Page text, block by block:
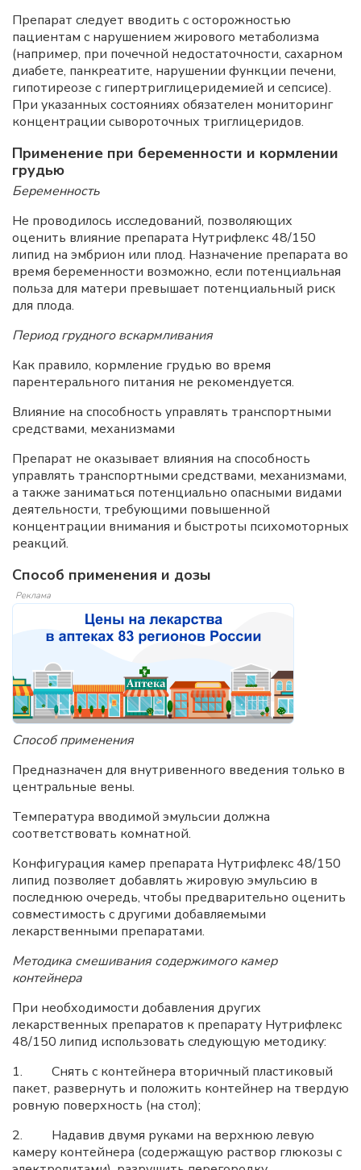
Препарат следует вводить с осторожностью
пациентам с нарушением жирового метаболизма
(например, при почечной недостаточности, сахарном
диабете, панкреатите, нарушении функции печени,
гипотиреозе с гипертриглицеридемией и сепсисе).
При указанных состояниях обязателен мониторинг
концентрации сывороточных триглицеридов.
Применение при беременности и кормлении
грудью
Беременность
Не проводилось исследований, позволяющих
оценить влияние препарата Нутрифлекс 48/150
липид на эмбрион или плод. Назначение препарата во
время беременности возможно, если потенциальная
польза для матери превышает потенциальный риск
для плода.
Период грудного вскармливания
Как правило, кормление грудью во время
парентерального питания не рекомендуется.
Влияние на способность управлять транспортными
средствами, механизмами
Препарат не оказывает влияния на способность
управлять транспортными средствами, механизмами,
а также заниматься потенциально опасными видами
деятельности, требующими повышенной
концентрации внимания и быстроты психомоторных
реакций.
Способ применения и дозы
Реклама
Способ применения
Предназначен для внутривенного введения только в
центральные вены.
Температура вводимой эмульсии должна
соответствовать комнатной.
Конфигурация камер препарата Нутрифлекс 48/150
липид позволяет добавлять жировую эмульсию в
последнюю очередь, чтобы предварительно оценить
совместимость с другими добавляемыми
лекарственными препаратами.
Методика смешивания содержимого камер
контейнера
При необходимости добавления других
лекарственных препаратов к препарату Нутрифлекс
48/150 липид использовать следующую методику:
1. Снять с контейнера вторичный пластиковый
пакет, развернуть и положить контейнер на твердую
ровную поверхность (на стол);
2. Надавив двумя руками на верхнюю левую
камеру контейнера (содержащую раствор глюкозы с